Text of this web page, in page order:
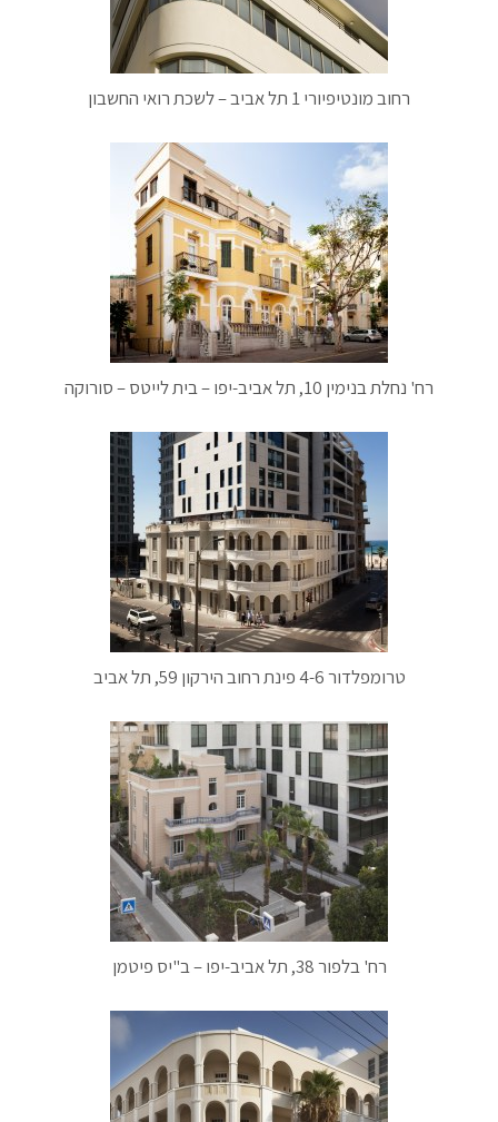
רחוב מונטיפיורי 1 תל אביב – לשכת רואי החשבון
רח' נחלת בנימין 10, תל אביב-יפו – בית לייטס – סורוקה
טרומפלדור 4-6 פינת רחוב הירקון 59, תל אביב
רח' בלפור 38, תל אביב-יפו – ב"יס פיטמן